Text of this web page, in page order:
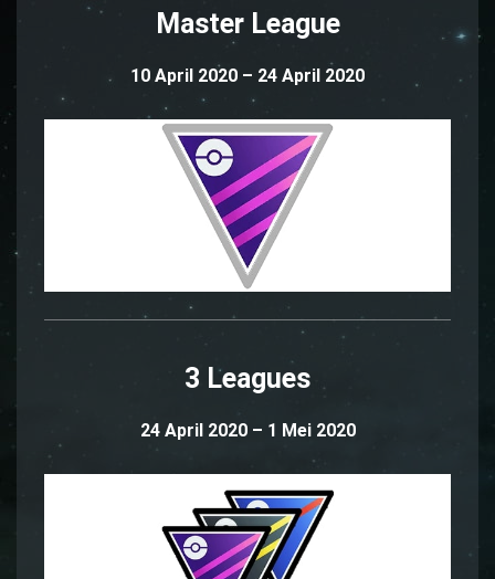
Master League
10 April 2020 – 24 April 2020
3 Leagues
24 April 2020 – 1 Mei 2020